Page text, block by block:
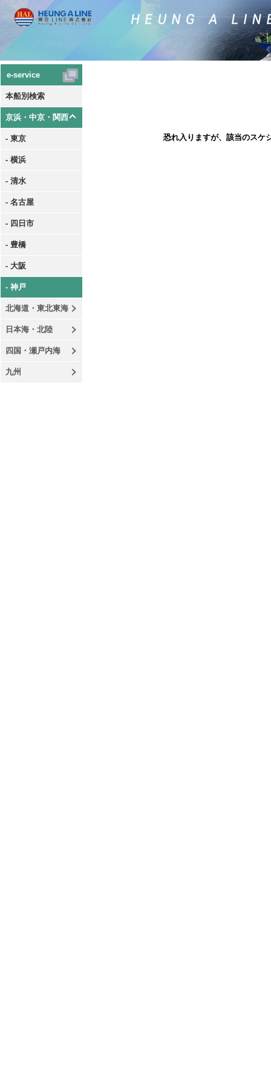
e-service
本船別検索
京浜・中京・関西
- 東京
- 横浜
- 清水
- 名古屋
- 四日市
- 豊橋
- 大阪
- 神戸
北海道・東北東海
日本海・北陸
四国・瀬戸内海
九州
恐れ入りますが、該当のスケ